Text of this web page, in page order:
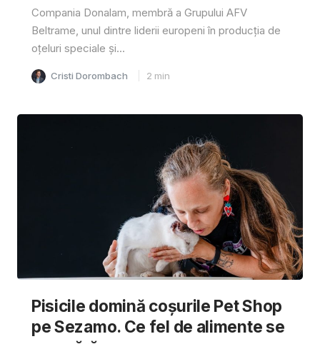
Compania Donalam, membră a Grupului AFV
Beltrame, unul dintre liderii europeni în producția de
oțeluri speciale și...
Cristi Dorombach 2 min
Pisicile domină coșurile Pet Shop
pe Sezamo. Ce fel de alimente se